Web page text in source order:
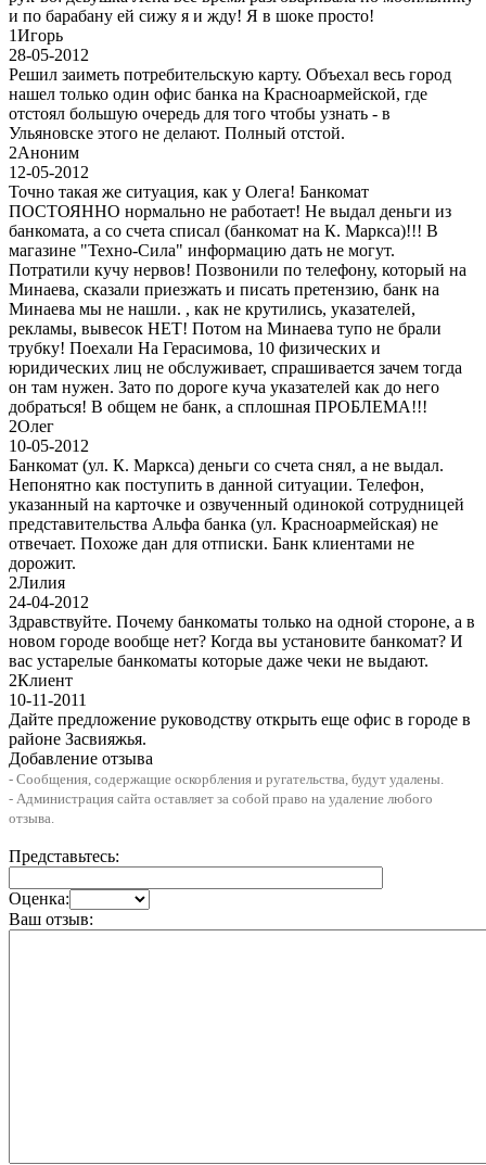
и по барабану ей сижу я и жду! Я в шоке просто!
1Игорь
28-05-2012
Решил заиметь потребительскую карту. Объехал весь город
нашел только один офис банка на Красноармейской, где
отстоял большую очередь для того чтобы узнать - в
Ульяновске этого не делают. Полный отстой.
2Аноним
12-05-2012
Точно такая же ситуация, как у Олега! Банкомат
ПОСТОЯННО нормально не работает! Не выдал деньги из
банкомата, а со счета списал (банкомат на К. Маркса)!!! В
магазине "Техно-Сила" информацию дать не могут.
Потратили кучу нервов! Позвонили по телефону, который на
Минаева, сказали приезжать и писать претензию, банк на
Минаева мы не нашли. , как не крутились, указателей,
рекламы, вывесок НЕТ! Потом на Минаева тупо не брали
трубку! Поехали На Герасимова, 10 физических и
юридических лиц не обслуживает, спрашивается зачем тогда
он там нужен. Зато по дороге куча указателей как до него
добраться! В общем не банк, а сплошная ПРОБЛЕМА!!!
2Олег
10-05-2012
Банкомат (ул. К. Маркса) деньги со счета снял, а не выдал.
Непонятно как поступить в данной ситуации. Телефон,
указанный на карточке и озвученный одинокой сотрудницей
представительства Альфа банка (ул. Красноармейская) не
отвечает. Похоже дан для отписки. Банк клиентами не
дорожит.
2Лилия
24-04-2012
Здравствуйте. Почему банкоматы только на одной стороне, а в
новом городе вообще нет? Когда вы установите банкомат? И
вас устарелые банкоматы которые даже чеки не выдают.
2Клиент
10-11-2011
Дайте предложение руководству открыть еще офис в городе в
районе Засвияжья.
Добавление отзыва
- Сообщения, содержащие оскорбления и ругательства, будут удалены.
- Администрация сайта оставляет за собой право на удаление любого
отзыва.
Представьтесь:
Оценка:
Ваш отзыв: